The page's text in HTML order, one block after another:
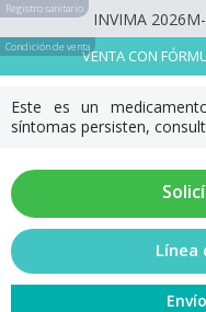
Registro sanitario
INVIMA
Condición de ventaVENTA CON
Este es un
síntomas persisten,
Línea